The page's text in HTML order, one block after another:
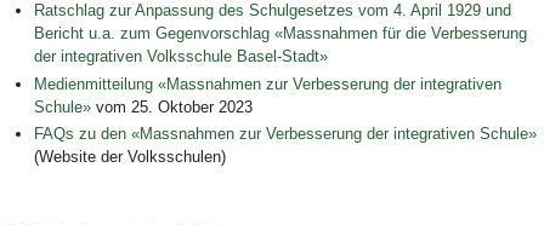
Ratschlag zur Anpassung des Schulgesetzes vom 4. April 1929 und
Bericht u.a. zum Gegenvorschlag «Massnahmen für die Verbesserung
der integrativen Volksschule Basel-Stadt»
Medienmitteilung «Massnahmen zur Verbesserung der integrativen
Schule» vom 25. Oktober 2023
FAQs zu den «Massnahmen zur Verbesserung der integrativen Schule»
(Website der Volksschulen)